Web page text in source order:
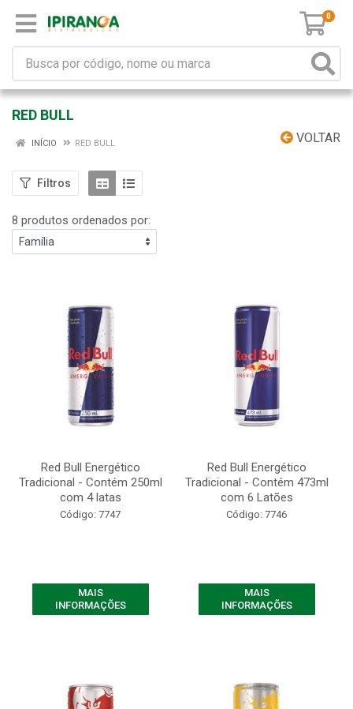
0
RED BULL
VOLTAR
INÍCIO RED BULL
Filtros
8 produtos ordenados por:
Red Bull Energético
Tradicional - Contém 250ml
com 4 latas
Código: 7747
MAIS
INFORMAÇÕES
Red Bull Energético
Tradicional - Contém 473ml
com 6 Latões
Código: 7746
MAIS
INFORMAÇÕES